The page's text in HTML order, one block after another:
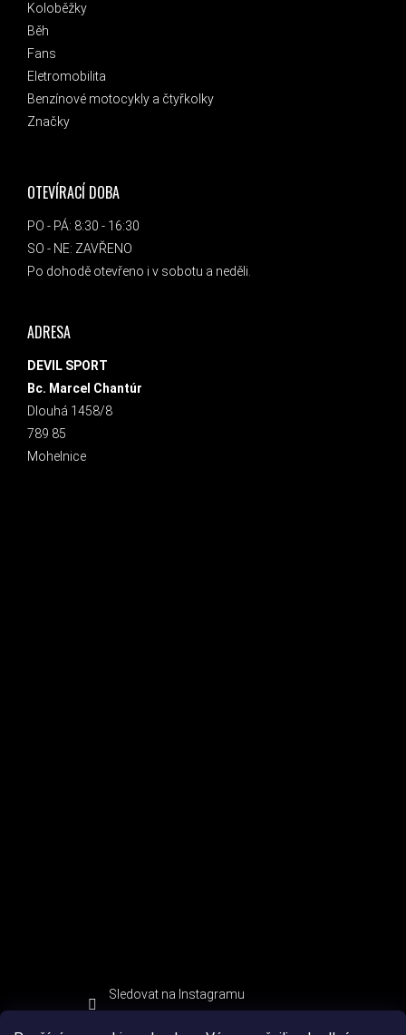
Koloběžky
Běh
Fans
Eletromobilita
Benzínové motocykly a čtyřkolky
Značky
OTEVÍRACÍ DOBA
PO - PÁ: 8:30 - 16:30
SO - NE: ZAVŘENO
Po dohodě otevřeno i v sobotu a neděli.
ADRESA
DEVIL SPORT
Bc. Marcel Chantúr
Dlouhá 1458/8
789 85
Mohelnice
Sledovat na Instagramu